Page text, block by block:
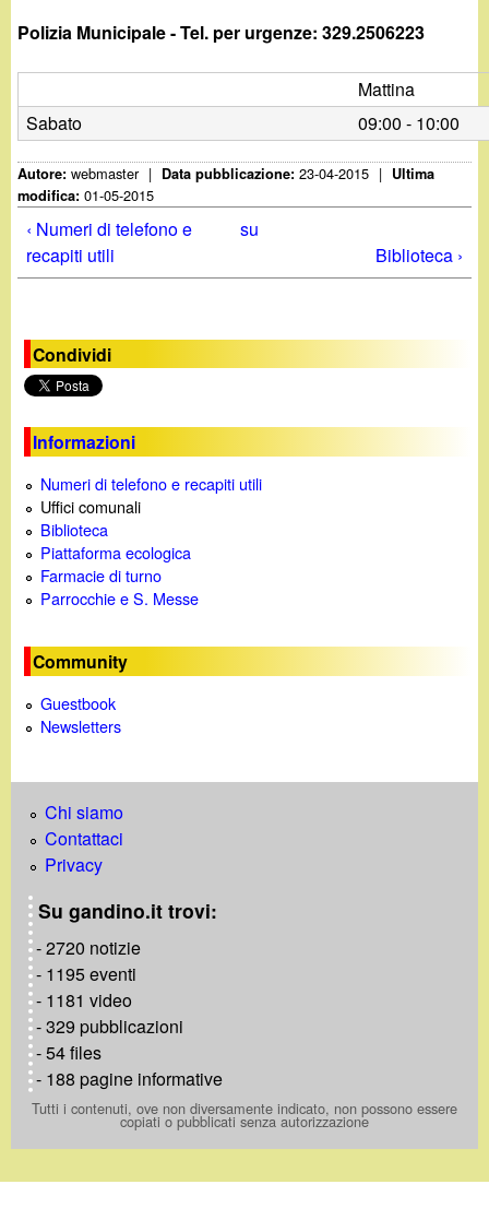
Polizia Municipale - Tel. per urgenze: 329.2506223
Mattina
Sabato
09:00 - 10:00
Autore:webmaster | Data pubblicazione:23-04-2015 |
Ultima
modifica:01-05-2015
‹ Numeri di telefono e
recapiti utili
su
Biblioteca ›
Condividi
Informazioni
Numeri di telefono e recapiti utili
Uffici comunali
Biblioteca
Piattaforma ecologica
Farmacie di turno
Parrocchie e S. Messe
Community
Guestbook
Newsletters
Chi siamo
Contattaci
Privacy
Su gandino.it trovi:
- 2720 notizie
- 1195 eventi
- 1181 video
- 329 pubblicazioni
- 54 files
- 188 pagine informative
Tutti i contenuti, ove non diversamente indicato, non possono essere
copiati o pubblicati senza autorizzazione